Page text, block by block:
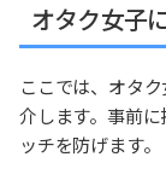
オタク女子
ここでは、オタ
介します。事前
ッチを防げます。